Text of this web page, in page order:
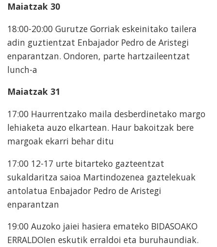
Maiatzak 30
18:00-20:00 Gurutze Gorriak eskeinitako tailera
adin guztientzat Enbajador Pedro de Aristegi
enparantzan. Ondoren, parte hartzaileentzat
lunch-a
Maiatzak 31
17:00 Haurrentzako maila desberdinetako margo
lehiaketa auzo elkartean. Haur bakoitzak bere
margoak ekarri behar ditu
17:00 12-17 urte bitarteko gazteentzat
sukaldaritza saioa Martindozenea gaztelekuak
antolatua Enbajador Pedro de Aristegi
enparantzan
19:00 Auzoko jaiei hasiera emateko BIDASOAKO
ERRALDOIen eskutik erraldoi eta buruhaundiak.